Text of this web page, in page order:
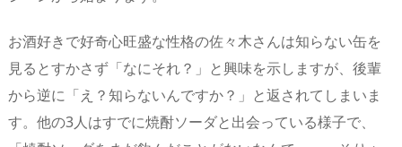
お酒好きで好奇心旺盛な性格の佐々木さんは知らない缶を
見るとすかさず「なにそれ？」と興味を示しますが、後輩
から逆に「え？知らないんですか？」と返されてしまいま
す。他の3人はすでに焼酎ソーダと出会っている様子で、